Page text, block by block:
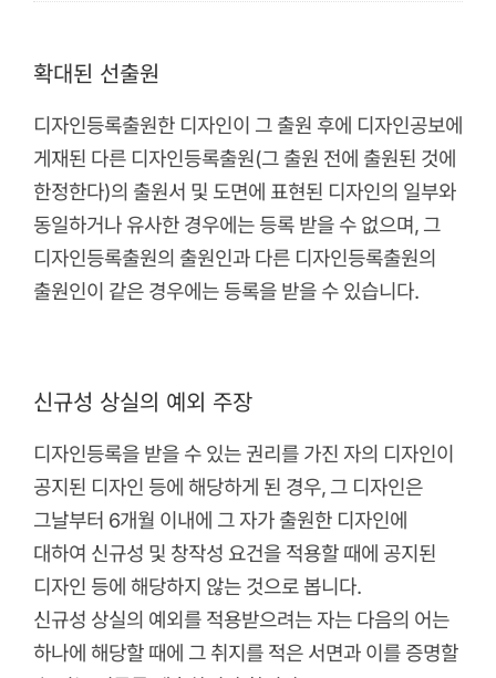
확대된 선출원
디자인등록출원한 디자인이 그 출원 후에 디자인공보에
게재된 다른 디자인등록출원(그 출원 전에 출원된 것에
한정한다)의 출원서 및 도면에 표현된 디자인의 일부와
동일하거나 유사한 경우에는 등록 받을 수 없으며, 그
디자인등록출원의 출원인과 다른 디자인등록출원의
출원인이 같은 경우에는 등록을 받을 수 있습니다.
신규성 상실의 예외 주장
디자인등록을 받을 수 있는 권리를 가진 자의 디자인이
공지된 디자인 등에 해당하게 된 경우, 그 디자인은
그날부터 6개월 이내에 그 자가 출원한 디자인에
대하여 신규성 및 창작성 요건을 적용할 때에 공지된
디자인 등에 해당하지 않는 것으로 봅니다.
신규성 상실의 예외를 적용받으려는 자는 다음의 어는
하나에 해당할 때에 그 취지를 적은 서면과 이를 증명할